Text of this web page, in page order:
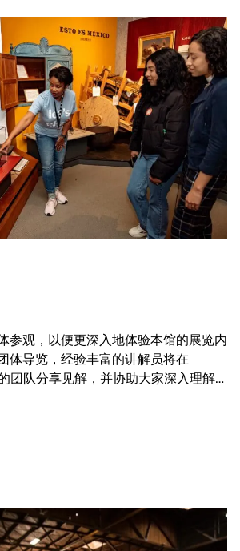
参观，以便更深入地体验本馆的展览内
体导览，经验丰富的讲解员将在
团队分享见解，并协助大家深入理解